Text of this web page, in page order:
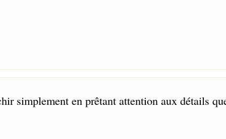
simplement en prêtant attention aux détails